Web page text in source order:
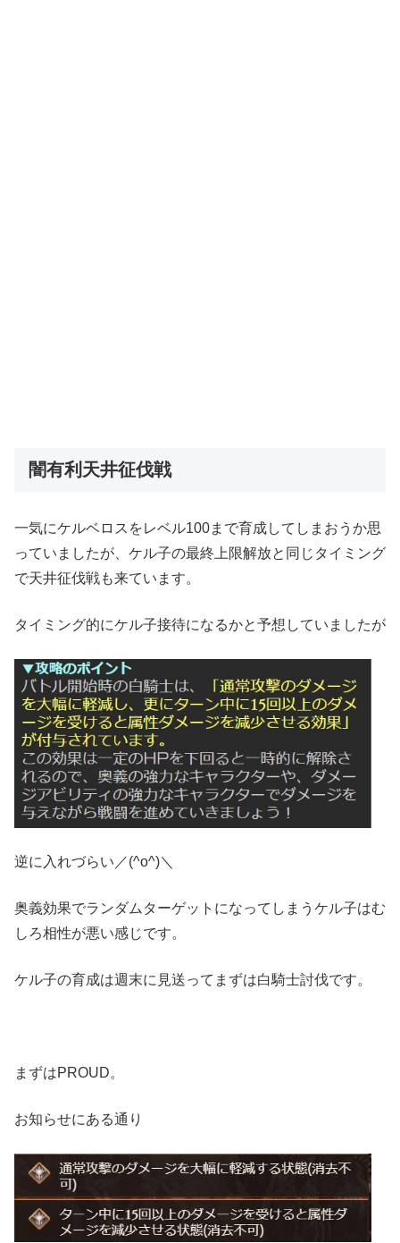
闇有利天井征伐戦
一気にケルベロスをレベル100まで育成してしまおうか思
っていましたが、ケル子の最終上限解放と同じタイミング
で天井征伐戦も来ています。
タイミング的にケル子接待になるかと予想していましたが
逆に入れづらい／(^o^)＼
奥義効果でランダムターゲットになってしまうケル子はむ
しろ相性が悪い感じです。
ケル子の育成は週末に見送ってまずは白騎士討伐です。
まずはPROUD。
お知らせにある通り